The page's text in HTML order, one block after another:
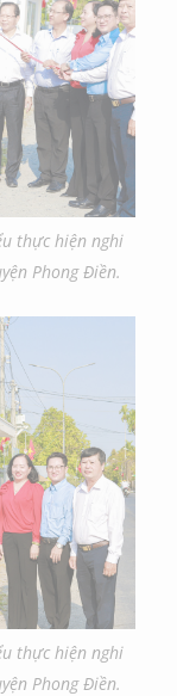
thực hiện nghi
Phong Điền.
thực hiện nghi
Phong Điền.